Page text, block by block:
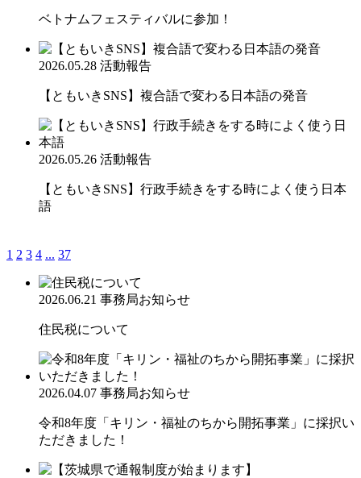
ベトナムフェスティバルに参加！
2026.05.28 活動報告
【ともいきSNS】複合語で変わる日本語の発音
2026.05.26 活動報告
【ともいきSNS】行政手続きをする時によく使う日本
語
1 2 3 4 ... 37
2026.06.21 事務局お知らせ
住民税について
2026.04.07 事務局お知らせ
令和8年度「キリン・福祉のちから開拓事業」に採択い
ただきました！